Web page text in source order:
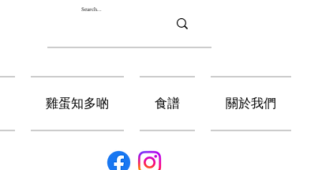
雞蛋知多啲 食譜 關於我們